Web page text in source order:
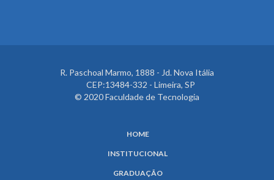
R. Paschoal Marmo, 1888 - Jd. Nova Itália
CEP:13484-332 - Limeira, SP
© 2020 Faculdade de Tecnologia
HOME
INSTITUCIONAL
GRADUAÇÃO